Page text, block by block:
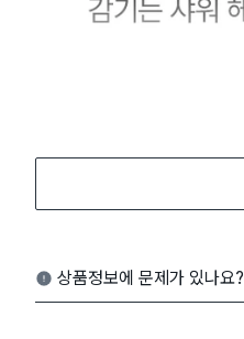
상품정보에 문제가 있나요?